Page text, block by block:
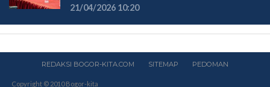
21/04/2026 10:20
REDAKSI BOGOR-KITA.COM SITEMAP PEDOMAN
Copyright © 2010 Bogor-kita